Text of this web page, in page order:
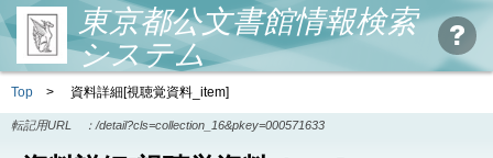
東京都公文書館情報検索
システム
Top > 資料詳細[視聴覚資料_item]
転記用URL ： /detail?cls=collection_16&pkey=000571633